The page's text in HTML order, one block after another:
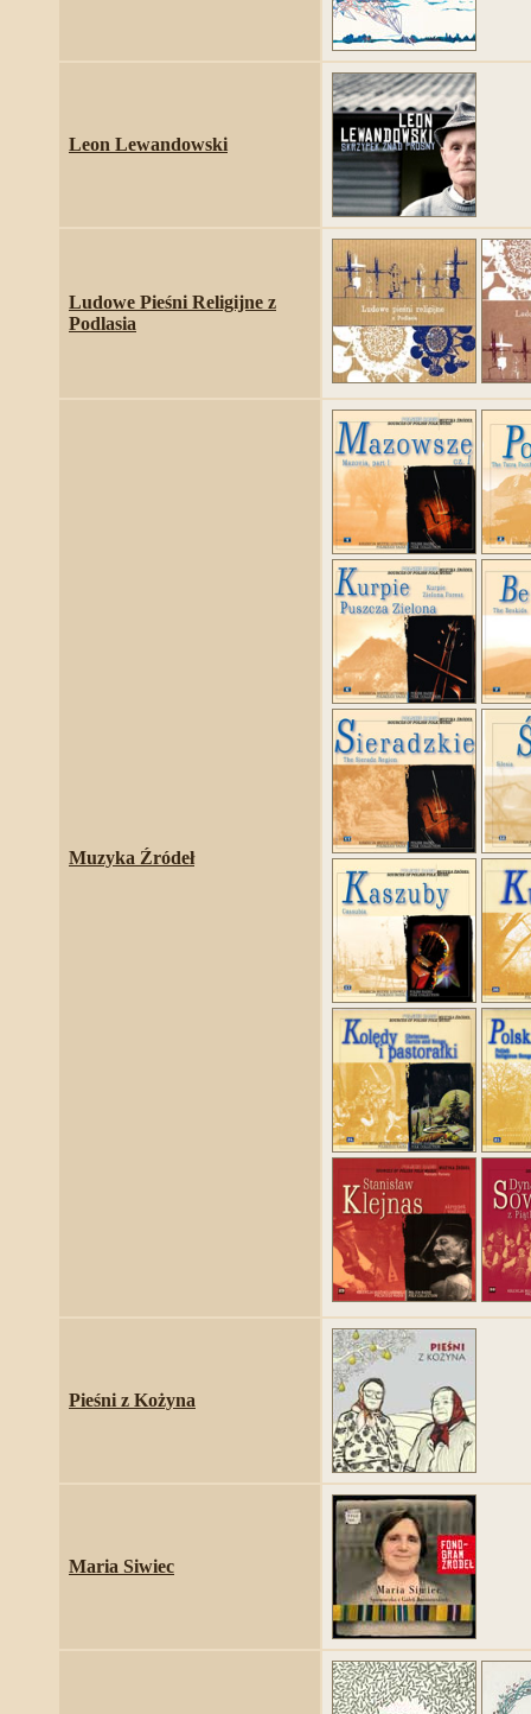
Leon Lewandowski
Ludowe Pieśni Religijne z
Podlasia
Muzyka Źródeł
Pieśni z Kożyna
Maria Siwiec